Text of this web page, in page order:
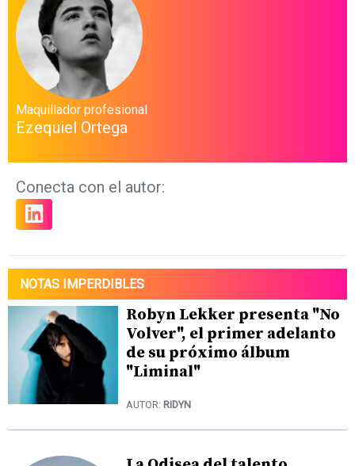
Maquillador profesional
Ezequiel Ortega
Conecta con el autor:
NOTAS IMPERDIBLES
Robyn Lekker presenta "No
Volver", el primer adelanto
de su próximo álbum
"Liminal"
AUTOR: RIDYN